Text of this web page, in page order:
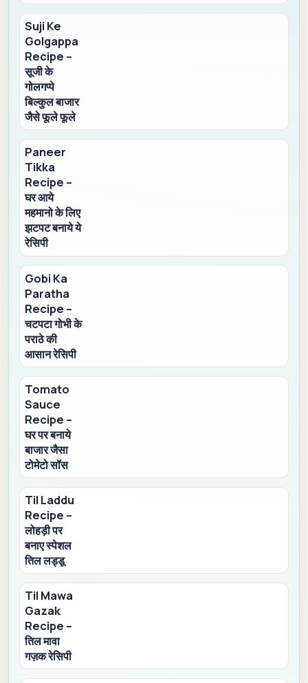
Suji Ke
Golgappa
Recipe –
सूजी के
गोलगप्पे
बिल्कुल बाजार
जैसे फूले फूले
Paneer
Tikka
Recipe –
घर आये
महमानो के लिए
झटपट बनाये ये
रेसिपी
Gobi Ka
Paratha
Recipe –
चटपटा गोभी के
पराठे की
आसान रेसिपी
Tomato
Sauce
Recipe –
घर पर बनाये
बाजार जैसा
टोमेटो सॉस
Til Laddu
Recipe –
लोहड़ी पर
बनाए स्पेशल
तिल लड्डू
Til Mawa
Gazak
Recipe –
तिल मावा
गज़क रेसिपी